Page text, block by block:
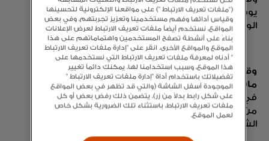
يوفر المراقبة في الوقت الفعلي والعناية
الواجبة الشاملة لحماية المعاملات المالية.
وقال آلان ماركوارد، رئيس حلول النقل في
ماستركارد:«يعد إعلان اليوم علامة فارقة
في إطلاق مدفوعات سريعة وشفافة وفعالة
من حيث التكلفة عبر الحدود من وإلى منطقة
الشرق الأوسط وشمال إفريقيا.
("ملفات تعريف الارتباط ") على مواقعنا الإلكترونية لتحسينها
وقياس أدائها وفهم مستخدمينا وتعزيز تجربتهم. وفي بعض
المواقع، نستخدم أيضاً ملفات تعريف الارتباط لعرض الإعلانات
بناءً على أنشطة تصفح المستخدمين واهتماماتهم على هذا
الموقع والمواقع الأخرى. انقر على "إدارة ملفات تعريف الارتباط
" أدناه لمعرفة ملفات تعريف الارتباط التي نستخدمها على
هذا الموقع، وسبب استخدامنا لها. يمكنك دائماً تغيير
تفضيلاتك باستخدام أداة "إدارة ملفات تعريف الارتباط "
الموجودة أسفل الشاشة (والتي قد تظهر في بعض المواقع
على شكل رابط بدلاً من زر). يتضمن ذلك رفض بعض أو كل
ملفات تعريف الارتباط، باستثناء تلك الضرورية بشكل خاص
لعمل الموقع.